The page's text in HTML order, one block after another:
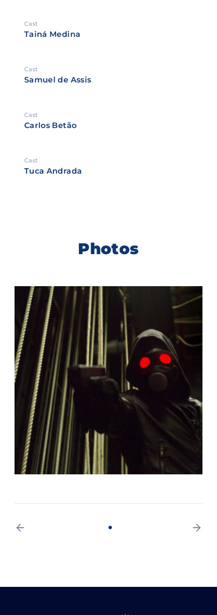
Cast
Tainá Medina
Cast
Samuel de Assis
Cast
Carlos Betão
Cast
Tuca Andrada
Photos